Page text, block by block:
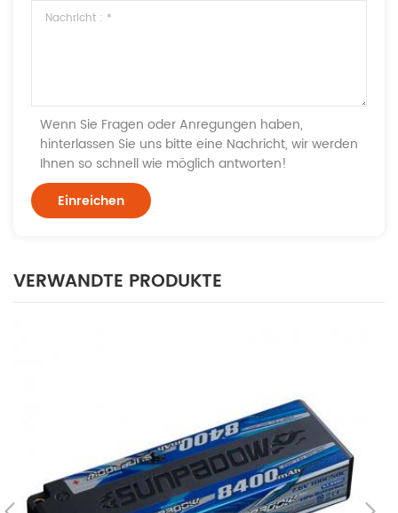
Wenn Sie Fragen oder Anregungen haben,
hinterlassen Sie uns bitte eine Nachricht, wir werden
Ihnen so schnell wie möglich antworten!
VERWANDTE PRODUKTE